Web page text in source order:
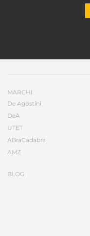
MARCHI
De Agostini
DeA
UTET
ABraCadabra
AMZ
BLOG